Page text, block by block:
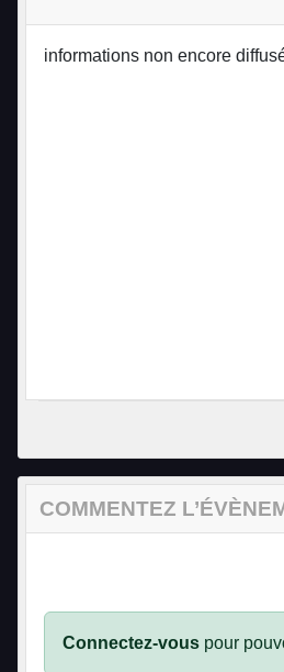
informations non encore
COMMENTEZ
Connectez-vous pour